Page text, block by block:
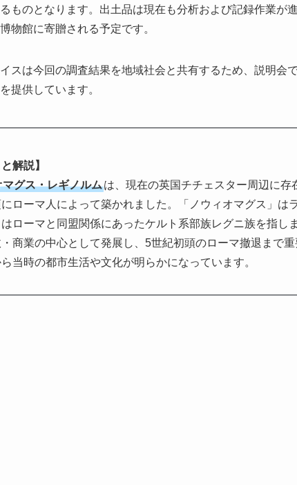
ものとなります。出土品は現在も分析および記録作業が
物館に寄贈される予定です。
スは今回の調査結果を地域社会と共有するため、説明会
提供しています。
解説】
マグス・レギノルムは、現在の英国チチェスター周辺に
ローマ人によって築かれました。「ノウィオマグス」は
はローマと同盟関係にあったケルト系部族レグニ族を指し
商業の中心として発展し、5世紀初頭のローマ撤退まで
当時の都市生活や文化が明らかになっています。